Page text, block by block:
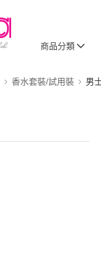
商品分類
香水套裝/試用裝 男